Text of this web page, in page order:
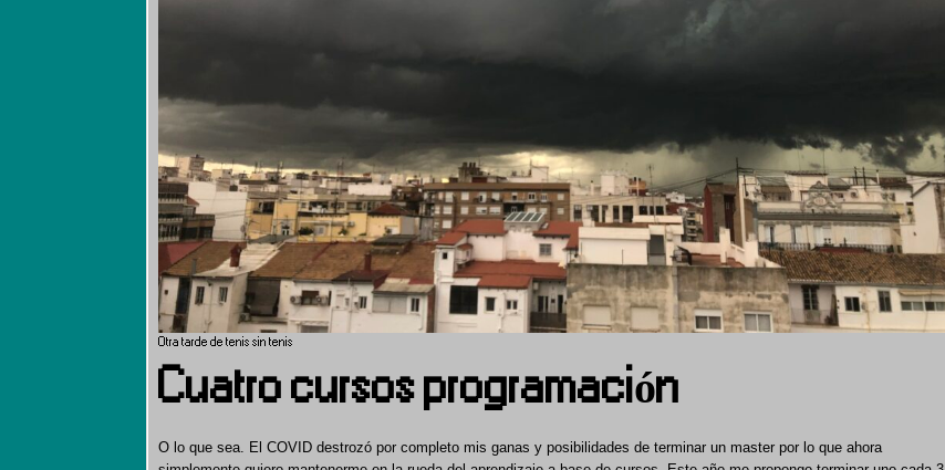
Otra tarde de tenis sin tenis
Cuatro cursos programación
O lo que sea. El COVID destrozó por completo mis ganas y posibilidades de terminar un master por lo que ahora